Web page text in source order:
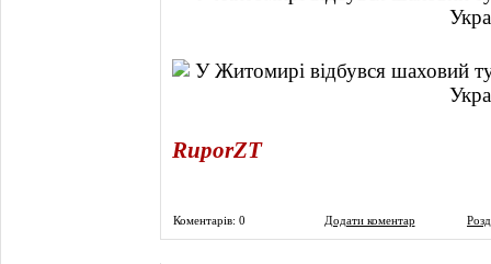
RuporZT
Коментарів: 0 Додати коментар